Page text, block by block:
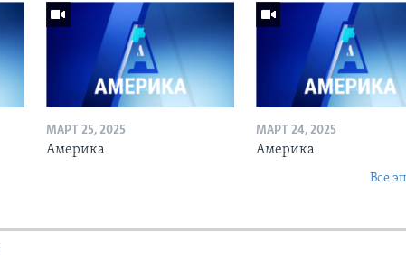
МАРТ 25, 2025
Америка
МАРТ 24, 2025
Америка
Все